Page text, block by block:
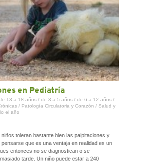
en Pediatría
13 a 18 años / de 3 a 5 años / de 6 a 12 años /
/ Patología Circulatoria y Corazón / Salud y
el año
niños toleran bastante bien las palpitaciones y
que es una ventaja en realidad es un
entonces no se diagnostican o se
tarde. Un niño puede estar a 240